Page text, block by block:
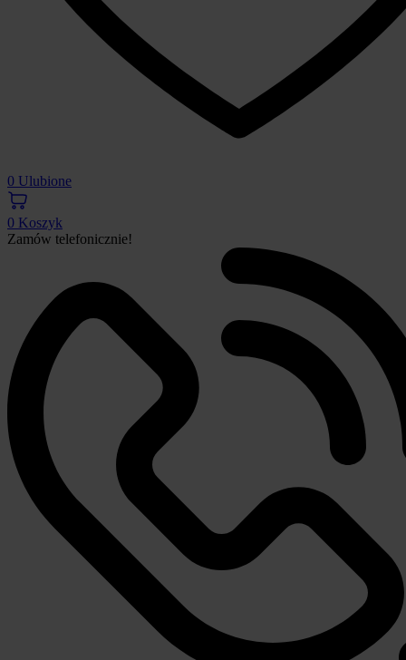
0 Ulubione
0 Koszyk
Zamów telefonicznie!